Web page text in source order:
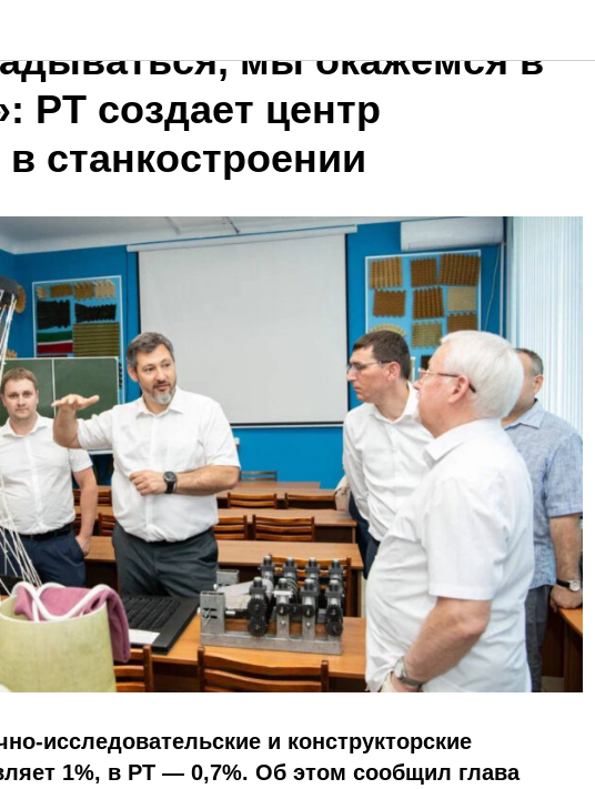
мы окажемся в
РТ создает центр
станкостроении
исследовательские и конструкторские
1%, в РТ — 0,7%. Об этом сообщил глава